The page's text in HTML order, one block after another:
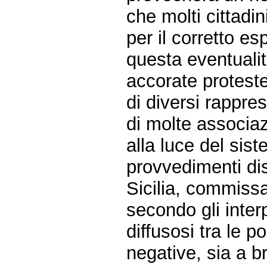
che molti
per il corretto
questa
accorate
di diversi
di molte
alla luce del
provvedimenti
Sicilia,
secondo gli
diffusosi tra le
negative, sia a